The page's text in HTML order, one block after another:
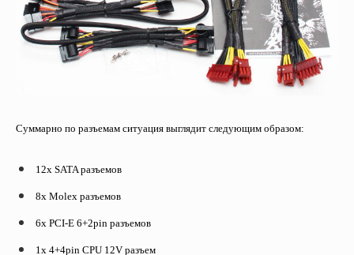
Суммарно по разъемам ситуация выглядит следующим образом:
12x SATA разъемов
8x Molex разъемов
6x PCI-E 6+2pin разъемов
1x 4+4pin CPU 12V разъем